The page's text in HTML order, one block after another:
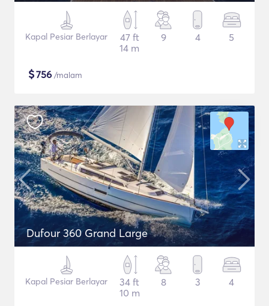
Kapal Pesiar Berlayar
47 ft
14 m
9 4 5
$756 /malam
Dufour 360 Grand Large
Kapal Pesiar Berlayar
34 ft
10 m
8 3 4